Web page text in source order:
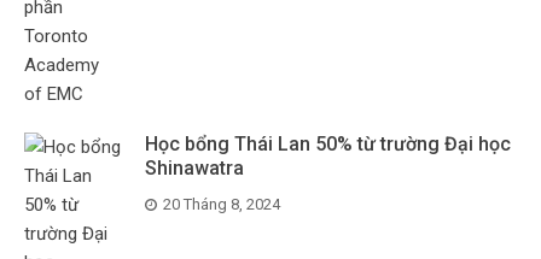
Học bổng Thái Lan 50% từ trường Đại học
Shinawatra
20 Tháng 8, 2024